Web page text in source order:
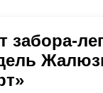
забора-